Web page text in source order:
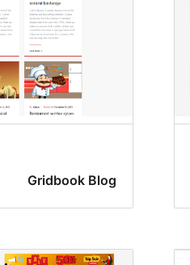
Gridbook Blog